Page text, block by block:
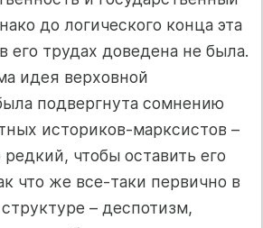
до логического конца эта
его трудах доведена не была.
идея верховной
подвергнута сомнению
историков‑марксистов –
чтобы оставить его
что же все‑таки первично в
– деспотизм,